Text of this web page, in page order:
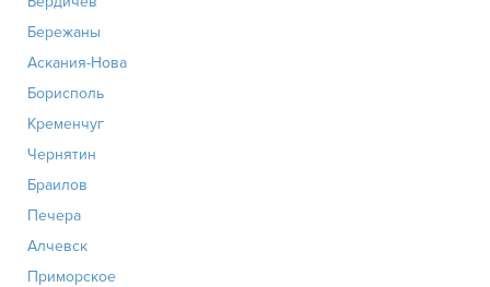
Бережаны
Аскания-Нова
Борисполь
Кременчуг
Чернятин
Браилов
Печера
Алчевск
Приморское